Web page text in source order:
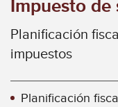
Impuesto de
Planificación
impuestos
Planificación